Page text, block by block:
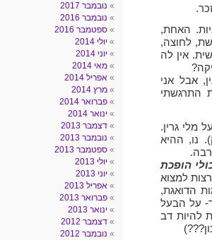
האחת,
לחוצה,
אין לה
אבל אני
התרגשתי
מלי גרין.
נו, ההיא
הופכת
למצוא
הדואגת,
על הבעל
להיות דב
נובמבר 2017
נובמבר 2016
ספטמבר 2016
יולי 2014
יוני 2014
מאי 2014
אפריל 2014
מרץ 2014
פברואר 2014
ינואר 2014
דצמבר 2013
נובמבר 2013
ספטמבר 2013
יולי 2013
יוני 2013
אפריל 2013
פברואר 2013
ינואר 2013
דצמבר 2012
נובמבר 2012